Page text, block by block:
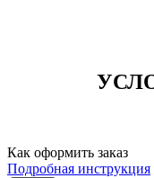
Как оформить заказ
Подробная инструкция